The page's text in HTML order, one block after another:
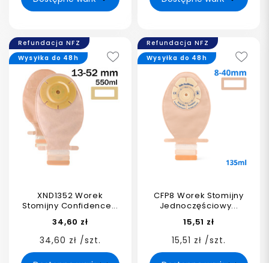
Refundacja NFZ
XND1352 Worek
Stomijny Confidence...
34,60 zł
34,60 zł /szt.
Wysyłka do 48h
Refundacja NFZ
CFP8 Worek Stomijny
Jednoczęściowy...
15,51 zł
15,51 zł /szt.
Wysyłka do 48h